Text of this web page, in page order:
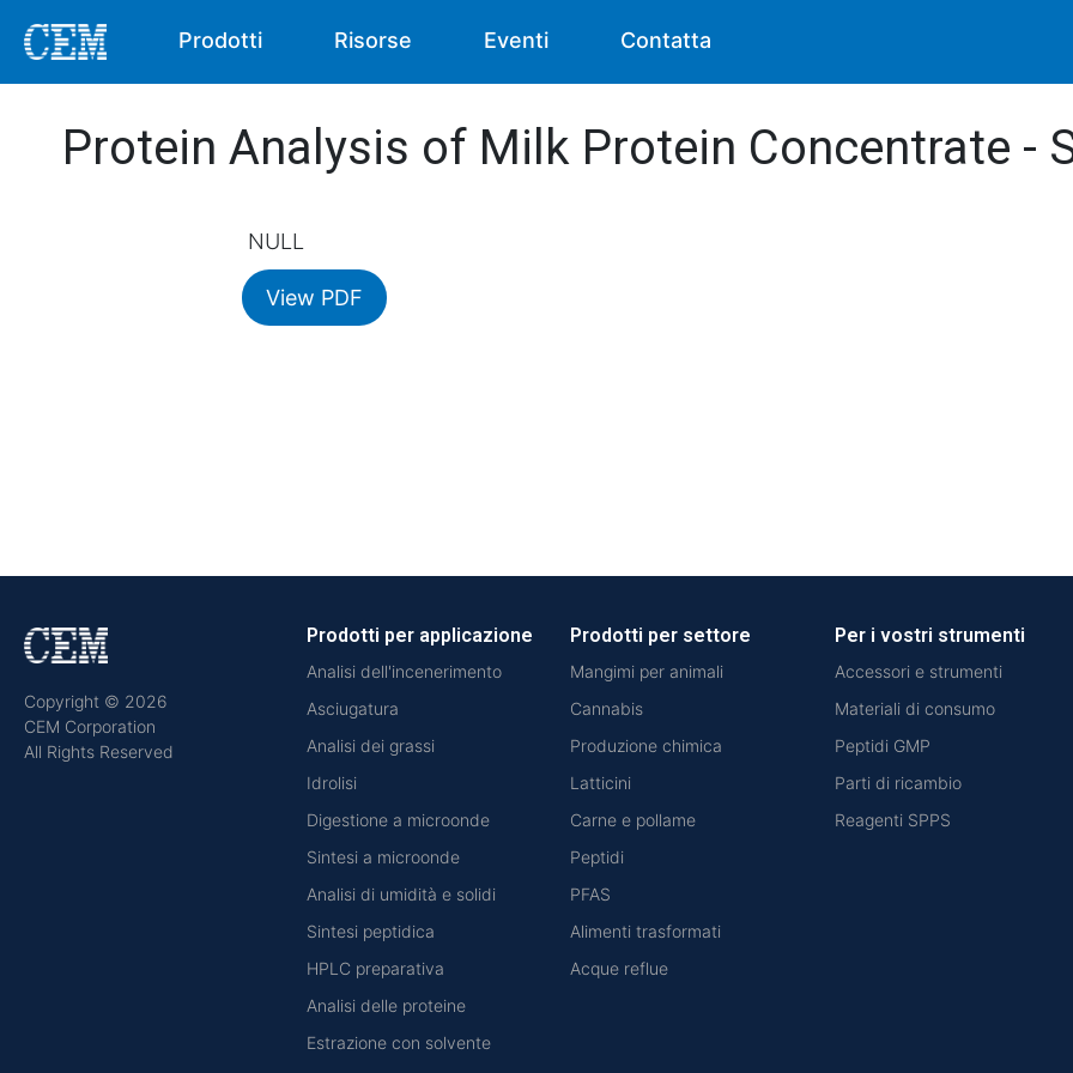
Prodotti Risorse Eventi Contatta
Protein Analysis of Milk Protein Concentrate -
NULL
View PDF
Copyright © 2026
CEM Corporation
All Rights Reserved
Prodotti per applicazione
Analisi dell'incenerimento
Asciugatura
Analisi dei grassi
Idrolisi
Digestione a microonde
Sintesi a microonde
Analisi di umidità e solidi
Sintesi peptidica
HPLC preparativa
Analisi delle proteine
Estrazione con solvente
Prodotti per settore
Mangimi per animali
Cannabis
Produzione chimica
Latticini
Carne e pollame
Peptidi
PFAS
Alimenti trasformati
Acque reflue
Per i vostri strumenti
Accessori e strumenti
Materiali di consumo
Peptidi GMP
Parti di ricambio
Reagenti SPPS